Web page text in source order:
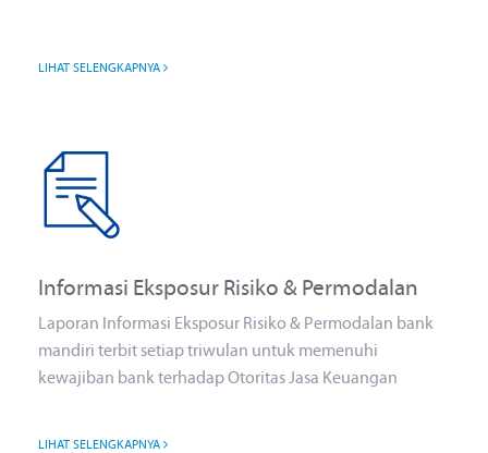
LIHAT SELENGKAPNYA
Informasi Eksposur Risiko & Permodalan
Laporan Informasi Eksposur Risiko & Permodalan bank
mandiri terbit setiap triwulan untuk memenuhi
kewajiban bank terhadap Otoritas Jasa Keuangan
LIHAT SELENGKAPNYA